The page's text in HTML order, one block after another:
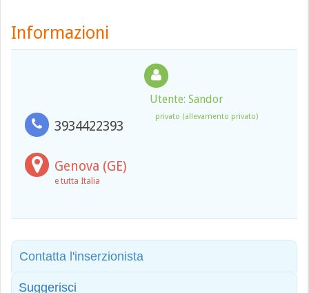
Informazioni
3934422393
Utente: Sandor
privato (allevamento privato)
Genova (GE)
e tutta Italia
Contatta l'inserzionista
Suggerisci